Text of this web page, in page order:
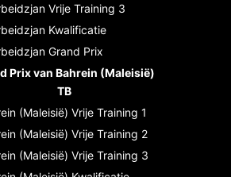
Vrije Training 3
Kwalificatie
Grand Prix
Prix van Bahrein (Maleisië)
TB
(Maleisië) Vrije Training 1
(Maleisië) Vrije Training 2
(Maleisië) Vrije Training 3